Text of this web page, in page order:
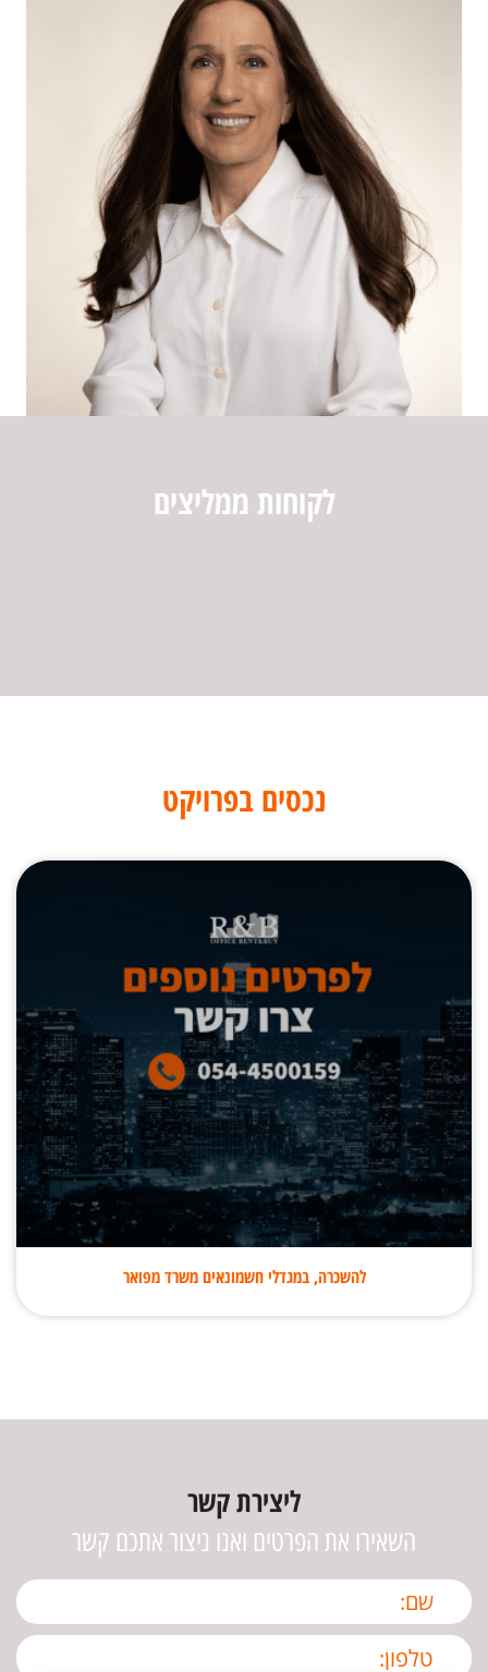
לקוחות ממליצים
נכסים בפרויקט
להשכרה, במגדלי חשמונאים משרד מפואר
ליצירת קשר
השאירו את הפרטים ואנו ניצור אתכם קשר